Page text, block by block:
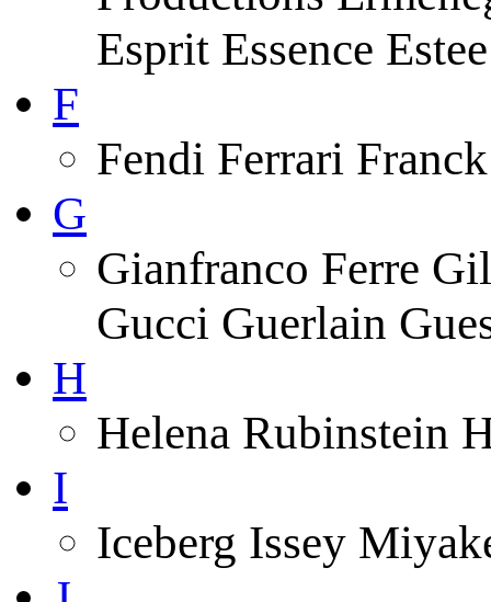
Esprit Essence
F
Fendi Ferrari
G
Gianfranco Ferre
Gucci Guerlain
H
Helena Rubinstein
I
Iceberg Issey